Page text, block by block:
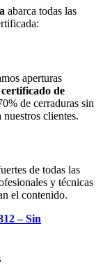
abarca todas las
aperturas
certificado de
de cerraduras sin
nuestros clientes.
de todas las
y técnicas
el contenido.
– Sin